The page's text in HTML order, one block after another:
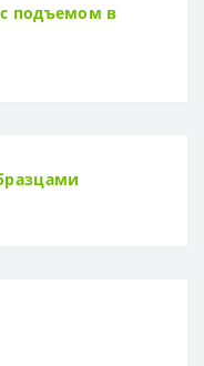
с подъемом в